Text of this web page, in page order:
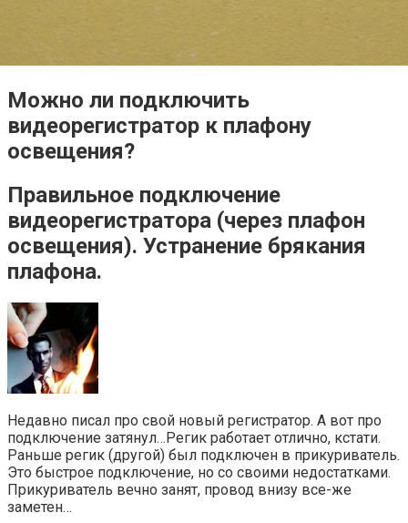
Можно ли подключить
видеорегистратор к плафону
освещения?
Правильное подключение
видеорегистратора (через плафон
освещения). Устранение брякания
плафона.
Недавно писал про свой новый регистратор. А вот про
подключение затянул…Регик работает отлично, кстати.
Раньше регик (другой) был подключен в прикуриватель.
Это быстрое подключение, но со своими недостатками.
Прикуриватель вечно занят, провод внизу все-же
заметен…